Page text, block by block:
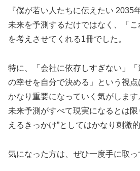
『僕が若い人たちに伝えたい 2035
未来を予測するだけではなく、「こ
を考えさせてくれる1冊でした。
特に、「会社に依存しすぎない」
の幸せを自分で決める」という視
かなり重要になっていく気がしま
未来予測がすべて現実になるとは
えるきっかけ”としてはかなり刺激的
気になった方は、ぜひ一度手に取っ